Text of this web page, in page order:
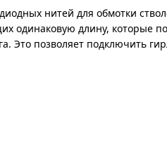
нитей для обмотки
одинаковую длину, которые
Это позволяет подключить